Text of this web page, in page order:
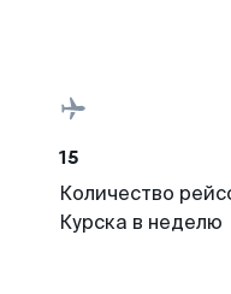
15
Количество
Курска в неделю